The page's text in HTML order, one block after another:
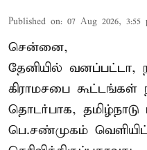
Published on: 07 Aug 2026, 3:55
சென்னை,
தேனியில் வனப்பட்டா,
கிராமசபை கூட்டங்கள்
தொடர்பாக,
பெ.சண்முகம்